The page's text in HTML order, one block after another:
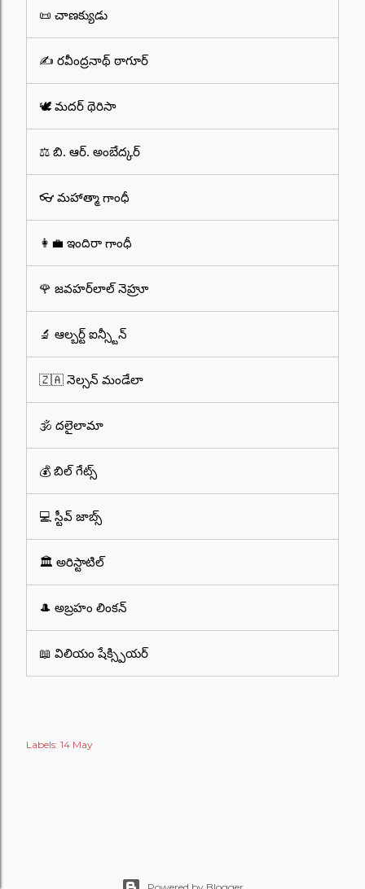
📜 చాణక్యుడు
✍️ రవీంద్రనాథ్ ఠాగూర్
🕊️ మదర్ థెరిసా
⚖️ బి. ఆర్. అంబేద్కర్
👓 మహాత్మా గాంధీ
👩‍💼 ఇందిరా గాంధీ
🌹 జవహర్‌లాల్ నెహ్రూ
🔬 ఆల్బర్ట్ ఐన్స్టీన్
🇿🇦 నెల్సన్ మండేలా
🕉️ దలైలామా
💰 బిల్ గేట్స్
💻 స్టీవ్ జాబ్స్
🏛️ అరిస్టాటిల్
🎩 అబ్రహం లింకన్
📖 విలియం షేక్స్పియర్
Labels: 14 May